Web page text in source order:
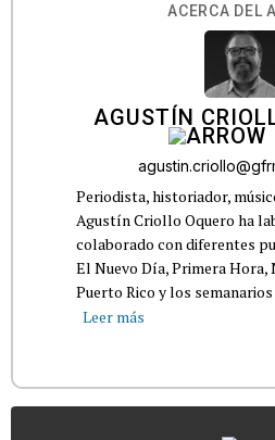
ACERCA DEL
AGUSTÍN
Periodista, historiador,
Agustín Criollo Oquero ha
colaborado con diferentes
El Nuevo Día, Primera
Puerto Rico y los
Leer más